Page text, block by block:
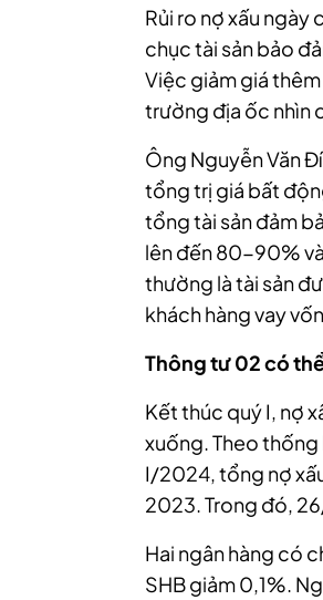
Rủi ro nợ xấu
chục tài sản bảo
Việc giảm giá
trường địa ốc nhìn
Ông Nguyễn Văn
tổng trị giá bất
tổng tài sản đảm
lên đến 80-90%
thường là tài sản
khách hàng vay
Thông tư 02 có
Kết thúc quý I, nợ
xuống. Theo
I/2024, tổng nợ
2023. Trong đó,
Hai ngân hàng có
SHB giảm 0,1%.